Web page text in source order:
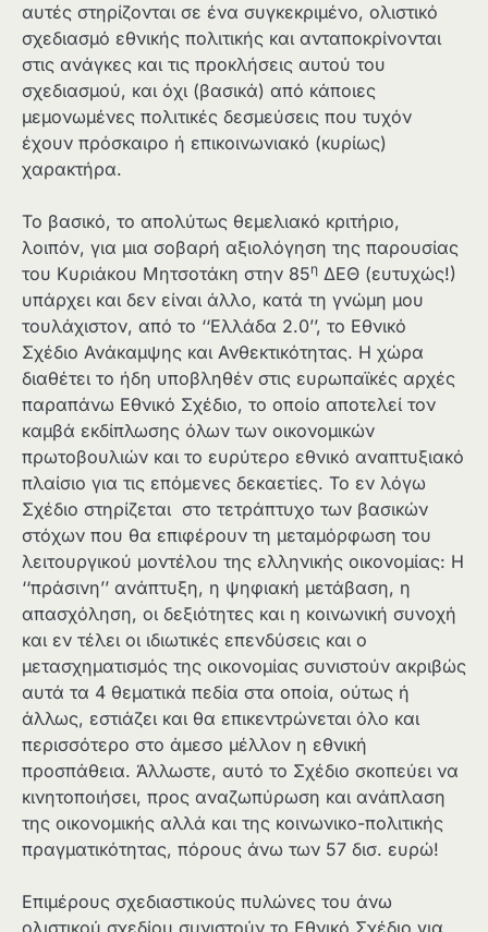
αυτές στηρίζονται σε ένα συγκεκριμένο, ολιστικό
σχεδιασμό εθνικής πολιτικής και ανταποκρίνονται
στις ανάγκες και τις προκλήσεις αυτού του
σχεδιασμού, και όχι (βασικά) από κάποιες
μεμονωμένες πολιτικές δεσμεύσεις που τυχόν
έχουν πρόσκαιρο ή επικοινωνιακό (κυρίως)
χαρακτήρα.
Το βασικό, το απολύτως θεμελιακό κριτήριο,
λοιπόν, για μια σοβαρή αξιολόγηση της παρουσίας
του Κυριάκου Μητσοτάκη στην 85η ΔΕΘ (ευτυχώς!)
υπάρχει και δεν είναι άλλο, κατά τη γνώμη μου
τουλάχιστον, από το ‘‘Ελλάδα 2.0’’, το Εθνικό
Σχέδιο Ανάκαμψης και Ανθεκτικότητας. Η χώρα
διαθέτει το ήδη υποβληθέν στις ευρωπαϊκές αρχές
παραπάνω Εθνικό Σχέδιο, το οποίο αποτελεί τον
καμβά εκδίπλωσης όλων των οικονομικών
πρωτοβουλιών και το ευρύτερο εθνικό αναπτυξιακό
πλαίσιο για τις επόμενες δεκαετίες. Το εν λόγω
Σχέδιο στηρίζεται στο τετράπτυχο των βασικών
στόχων που θα επιφέρουν τη μεταμόρφωση του
λειτουργικού μοντέλου της ελληνικής οικονομίας: Η
‘‘πράσινη’’ ανάπτυξη, η ψηφιακή μετάβαση, η
απασχόληση, οι δεξιότητες και η κοινωνική συνοχή
και εν τέλει οι ιδιωτικές επενδύσεις και ο
μετασχηματισμός της οικονομίας συνιστούν ακριβώς
αυτά τα 4 θεματικά πεδία στα οποία, ούτως ή
άλλως, εστιάζει και θα επικεντρώνεται όλο και
περισσότερο στο άμεσο μέλλον η εθνική
προσπάθεια. Άλλωστε, αυτό το Σχέδιο σκοπεύει να
κινητοποιήσει, προς αναζωπύρωση και ανάπλαση
της οικονομικής αλλά και της κοινωνικο-πολιτικής
πραγματικότητας, πόρους άνω των 57 δισ. ευρώ!
Επιμέρους σχεδιαστικούς πυλώνες του άνω